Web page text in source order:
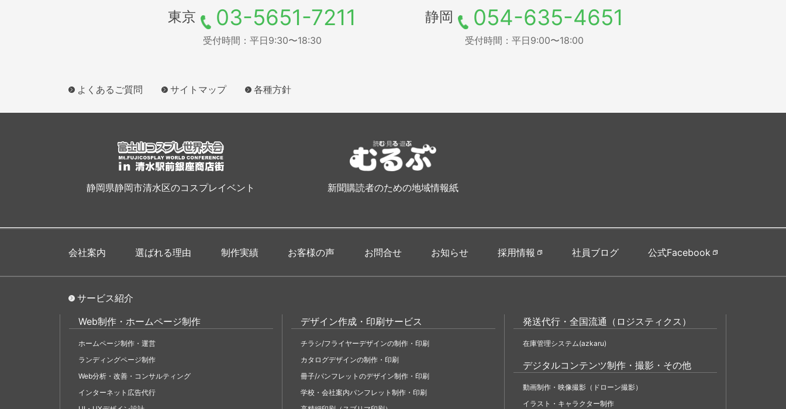
東京 03-5651-7211
受付時間：平日9:30〜18:30
静岡 054-635-4651
受付時間：平日9:00〜18:00
よくあるご質問 サイトマップ 各種方針
静岡県静岡市清水区のコスプレイベント 新聞購読者のための地域情報紙
会社案内 選ばれる理由 制作実績 お客様の声 お問合せ お知らせ 採用情報 社員ブログ 公式Facebook
サービス紹介
Web制作・ホームページ制作
ホームページ制作・運営
ランディングページ制作
Web分析・改善・コンサルティング
インターネット広告代行
デザイン作成・印刷サービス
チラシ/フライヤーデザインの制作・印刷
カタログデザインの制作・印刷
冊子/パンフレットのデザイン制作・印刷
学校・会社案内パンフレット制作・印刷
発送代行・全国流通（ロジスティクス）
在庫管理システム(azkaru)
デジタルコンテンツ制作・撮影・その他
動画制作・映像撮影（ドローン撮影）
イラスト・キャラクター制作